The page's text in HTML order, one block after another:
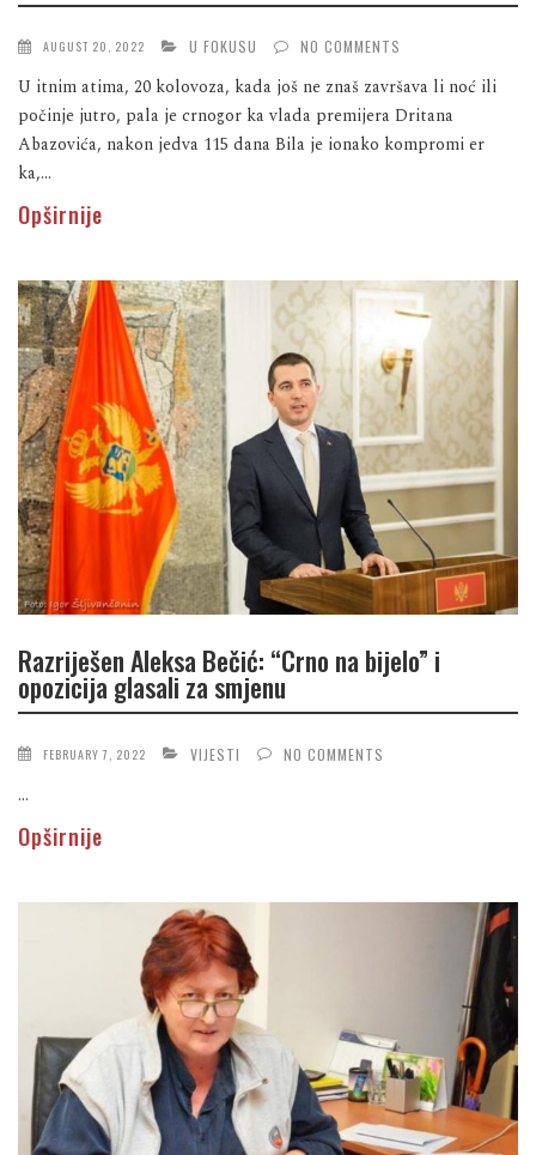
AUGUST 20, 2022 U FOKUSU NO COMMENTS
U itnim atima, 20 kolovoza, kada još ne znaš završava li noć ili
počinje jutro, pala je crnogor ka vlada premijera Dritana
Abazovića, nakon jedva 115 dana Bila je ionako kompromi er
ka,...
Opširnije
Razriješen Aleksa Bečić: “Crno na bijelo” i
opozicija glasali za smjenu
FEBRUARY 7, 2022 VIJESTI NO COMMENTS
...
Opširnije